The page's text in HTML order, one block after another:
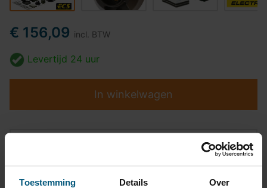
Toestemming Details Over
€ 156,09 incl. BTW
Levertijd 24 uur
In winkelwagen